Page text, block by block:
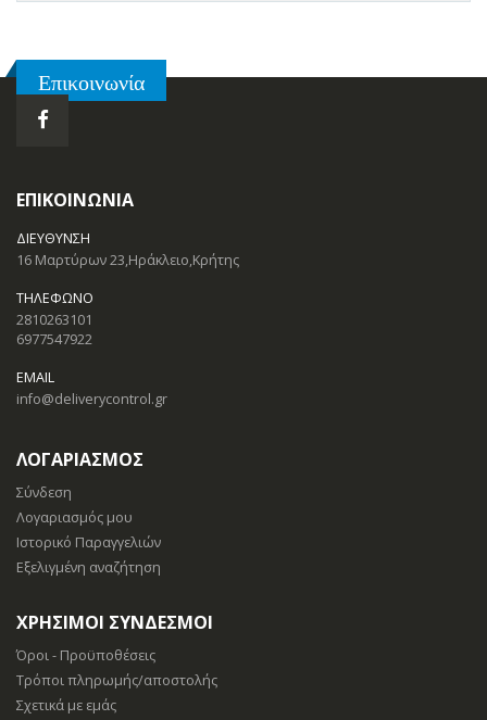
Επικοινωνία
ΕΠΙΚΟΙΝΩΝΊΑ
ΔΙΕΎΘΥΝΣΗ
16 Μαρτύρων 23,Ηράκλειο,Κρήτης
ΤΗΛΈΦΩΝΟ
2810263101
6977547922
EMAIL
info@deliverycontrol.gr
ΛΟΓΑΡΙΑΣΜΟΣ
Σύνδεση
Λογαριασμός μου
Ιστορικό Παραγγελιών
Εξελιγμένη αναζήτηση
ΧΡΉΣΙΜΟΙ ΣΎΝΔΕΣΜΟΙ
Όροι - Προϋποθέσεις
Τρόποι πληρωμής/αποστολής
Σχετικά με εμάς